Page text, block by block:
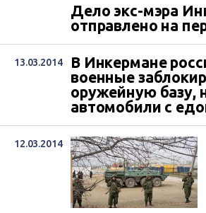
Дело экс-мэра
отправлено на
13.03.2014
В Инкермане
военные
оружейную базу,
автомобили с
12.03.2014